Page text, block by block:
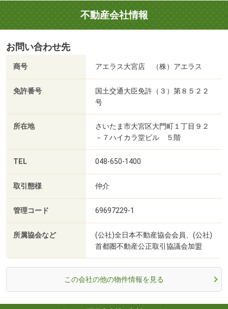
不動産会社情報
お問い合わせ先
商号 アエラス大宮店 （株）アエラス
免許番号
国土交通大臣免許（３）第８５２２
号
所在地
さいたま市大宮区大門町１丁目９２
－７ハイカラ堂ビル ５階
TEL 048-650-1400
取引態様 仲介
管理コード 69697229-1
所属協会など
(公社)全日本不動産協会会員、(公社)
首都圏不動産公正取引協議会加盟
この会社の他の物件情報を見る